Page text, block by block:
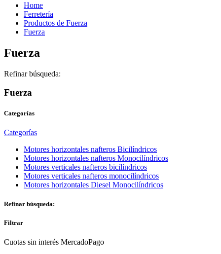
Home
Ferretería
Productos de Fuerza
Fuerza
Fuerza
Refinar búsqueda:
Fuerza
Categorías
Categorías
Motores horizontales nafteros Bicilíndricos
Motores horizontales nafteros Monocilíndricos
Motores verticales nafteros bicilíndricos
Motores verticales nafteros monocilíndricos
Motores horizontales Diesel Monocilíndricos
Refinar búsqueda:
Filtrar
Cuotas sin interés MercadoPago